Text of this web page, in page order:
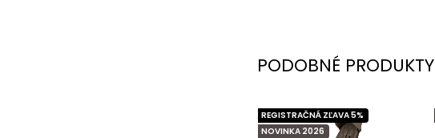
PODOBNÉ PRODUKTY
REGISTRAČNÁ ZĽAVA 5%
NOVINKA 2026